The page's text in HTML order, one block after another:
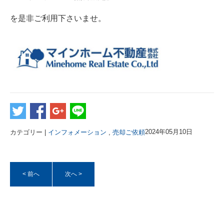
を是非ご利用下さいませ。
カテゴリー | インフォメーション 売却ご依頼2024年05月10日
< 前へ 次へ >